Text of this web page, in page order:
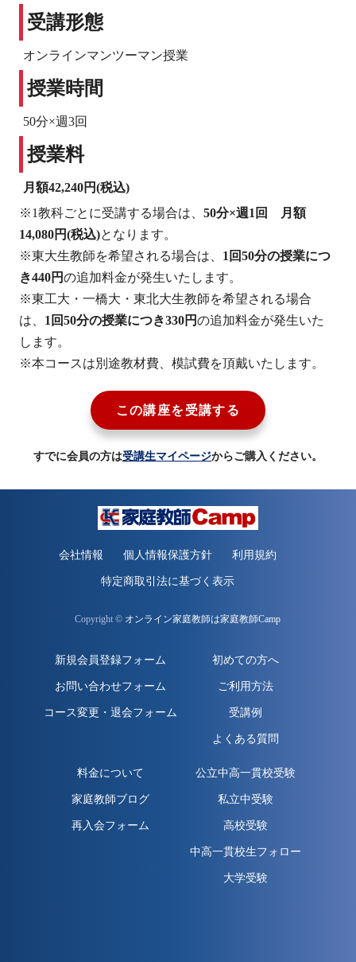
受講形態
オンラインマンツーマン授業
授業時間
50分×週3回
授業料
月額42,240円(税込)
※1教科ごとに受講する場合は、50分×週1回 月額
14,080円(税込)となります。
※東大生教師を希望される場合は、 1回50分の授業につ
き440円の追加料金が発生いたします。
※東工大・一橋大・東北大生教師を希望される場合
は、 1回50分の授業につき330円の追加料金が発生いた
します。
※本コースは別途教材費、模試費を頂戴いたします。
この講座を受講する
すでに会員の方は受講生マイページからご購入ください。
会社情報 個人情報保護方針 利用規約
特定商取引法に基づく表示
Copyright © オンライン家庭教師は家庭教師Camp
新規会員登録フォーム
お問い合わせフォーム
コース変更・退会フォーム
初めての方へ
ご利用方法
受講例
よくある質問
料金について
家庭教師ブログ
再入会フォーム
公立中高一貫校受験
私立中受験
高校受験
中高一貫校生フォロー
大学受験